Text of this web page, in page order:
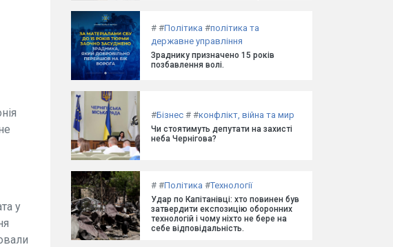
у
# #Політика #політика та
державне управління
Зраднику призначено 15 років
позбавлення волі.
#Бізнес # #конфлікт, війна та мир
Чи стоятимуть депутати на захисті
неба Чернігова?
# #Політика #Технології
Удар по Капітанівці: хто повинен був
затвердити експозицію оборонних
технологій і чому ніхто не бере на
себе відповідальність.